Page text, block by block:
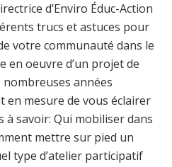
d’Enviro Éduc-Action
trucs et astuces pour
votre communauté dans le
en oeuvre d’un projet de
nombreuses années
en mesure de vous éclairer
savoir: Qui mobiliser dans
mettre sur pied un
type d’atelier participatif